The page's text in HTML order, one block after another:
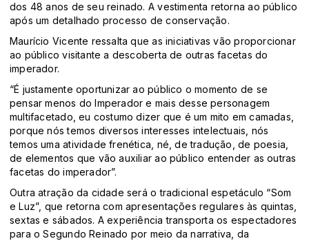
dos 48 anos de seu reinado. A vestimenta retorna ao público
após um detalhado processo de conservação.
Maurício Vicente ressalta que as iniciativas vão proporcionar
ao público visitante a descoberta de outras facetas do
imperador.
“É justamente oportunizar ao público o momento de se
pensar menos do Imperador e mais desse personagem
multifacetado, eu costumo dizer que é um mito em camadas,
porque nós temos diversos interesses intelectuais, nós
temos uma atividade frenética, né, de tradução, de poesia,
de elementos que vão auxiliar ao público entender as outras
facetas do imperador”.
Outra atração da cidade será o tradicional espetáculo “Som
e Luz”, que retorna com apresentações regulares às quintas,
sextas e sábados. A experiência transporta os espectadores
para o Segundo Reinado por meio da narrativa, da